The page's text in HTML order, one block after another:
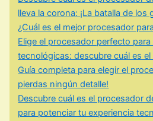
lleva la corona: ¡La batalla de
¿Cuál es el mejor procesador
Elige el procesador perfecto
tecnológicas: descubre cuál es
Guía completa para elegir el
pierdas ningún detalle!
Descubre cuál es el procesador
para potenciar tu experiencia